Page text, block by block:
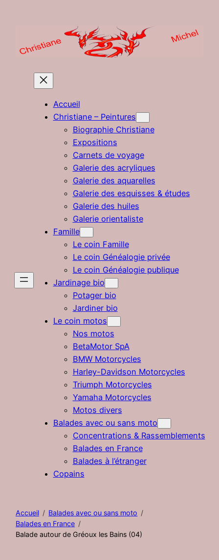
Accueil
Christiane – Peintures
Biographie Christiane
Expositions
Carnets de voyage
Galerie des acryliques
Galerie des aquarelles
Galerie des esquisses & études
Galerie des huiles
Galerie orientaliste
Famille
Le coin Famille
Le coin Généalogie privée
Le coin Généalogie publique
Jardinage bio
Potager bio
Jardiner bio
Le coin motos
Nos motos
BetaMotor SpA
BMW Motorcycles
Harley-Davidson Motorcycles
Triumph Motorcycles
Yamaha Motorcycles
Motos divers
Balades avec ou sans moto
Concentrations & Rassemblements
Balades en France
Balades à l’étranger
Copains
Accueil
Balades avec ou sans moto
Balades en France
Balade autour de Gréoux les Bains (04)